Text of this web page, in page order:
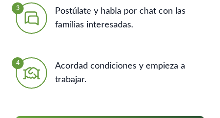
3
Postúlate y habla por chat con las
familias interesadas.
4
Acordad condiciones y empieza a
trabajar.